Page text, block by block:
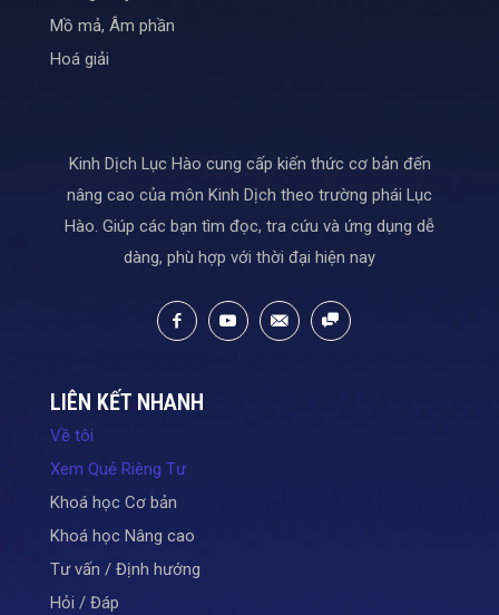
Mồ mả, Âm phần
Hoá giải
Kinh Dịch Lục Hào cung cấp kiến thức cơ bản đến
nâng cao của môn Kinh Dịch theo trường phái Lục
Hào. Giúp các bạn tìm đọc, tra cứu và ứng dụng dễ
dàng, phù hợp với thời đại hiện nay
LIÊN KẾT NHANH
Về tôi
Xem Quẻ Riêng Tư
Khoá học Cơ bản
Khoá học Nâng cao
Tư vấn / Định hướng
Hỏi / Đáp